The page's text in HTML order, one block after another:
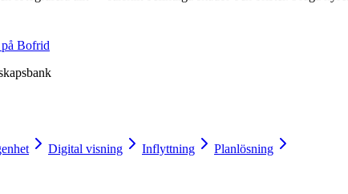
Bofrid
Digital visning Inflyttning Planlösning